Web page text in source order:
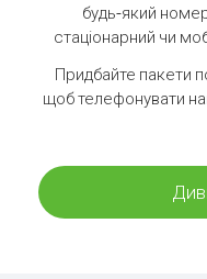
будь-який
стаціонарний чи
Придбайте пакети
щоб телефонувати